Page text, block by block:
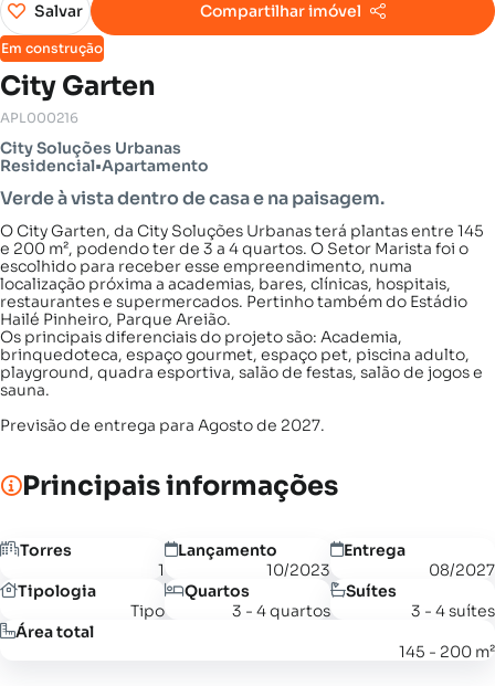
Em construção
City Garten
Salvar Compartilhar imóvel
APL000216
City Soluções Urbanas
Residencial•Apartamento
Verde à vista dentro de casa e na paisagem.
O City Garten, da City Soluções Urbanas terá plantas entre 145
e 200 m², podendo ter de 3 a 4 quartos. O Setor Marista foi o
escolhido para receber esse empreendimento, numa
localização próxima a academias, bares, clínicas, hospitais,
restaurantes e supermercados. Pertinho também do Estádio
Hailé Pinheiro, Parque Areião.
Os principais diferenciais do projeto são: Academia,
brinquedoteca, espaço gourmet, espaço pet, piscina adulto,
playground, quadra esportiva, salão de festas, salão de jogos e
sauna.
Previsão de entrega para Agosto de 2027.
Principais informações
Torres
1
Lançamento
10/2023
Entrega
08/2027
Tipologia
Tipo
Quartos
3 - 4 quartos
Suítes
3 - 4 suítes
Área total
145 - 200 m²